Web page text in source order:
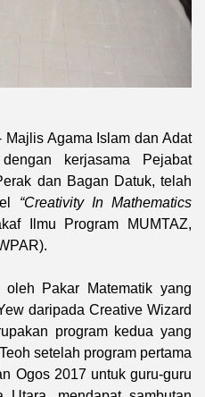
Majlis Agama Islam dan Adat
kerjasama Pejabat
dan Bagan Datuk, telah
“Creativity In Mathematics
Ilmu Program MUMTAZ,
Pakar Matematik yang
daripada Creative Wizard
program kedua yang
setelah program pertama
Ogos 2017 untuk guru-guru